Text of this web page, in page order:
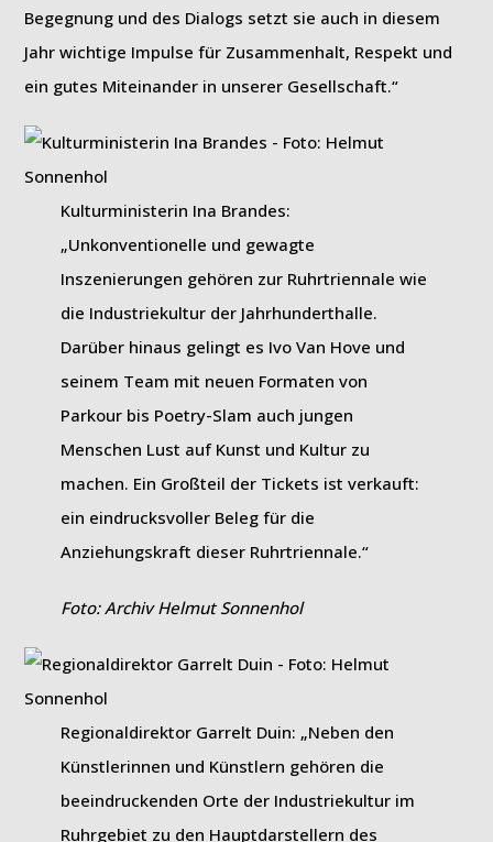
Begegnung und des Dialogs setzt sie auch in diesem
Jahr wichtige Impulse für Zusammenhalt, Respekt und
ein gutes Miteinander in unserer Gesellschaft.“
Kulturministerin Ina Brandes:
„Unkonventionelle und gewagte
Inszenierungen gehören zur Ruhrtriennale wie
die Industriekultur der Jahrhunderthalle.
Darüber hinaus gelingt es Ivo Van Hove und
seinem Team mit neuen Formaten von
Parkour bis Poetry-Slam auch jungen
Menschen Lust auf Kunst und Kultur zu
machen. Ein Großteil der Tickets ist verkauft:
ein eindrucksvoller Beleg für die
Anziehungskraft dieser Ruhrtriennale.“
Foto: Archiv Helmut Sonnenhol
Regionaldirektor Garrelt Duin: „Neben den
Künstlerinnen und Künstlern gehören die
beeindruckenden Orte der Industriekultur im
Ruhrgebiet zu den Hauptdarstellern des